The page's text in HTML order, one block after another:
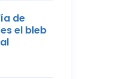
de
el bleb